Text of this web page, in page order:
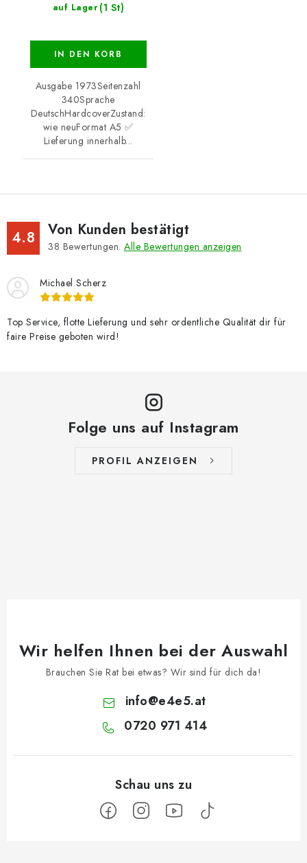
auf Lager (1 St)
IN DEN KORB
Ausgabe 1973Seitenzahl
340Sprache
DeutschHardcoverZustand:
wie neuFormat A5 ✅
Lieferung innerhalb...
4.8 Von Kunden bestätigt
38 Bewertungen. Alle Bewertungen anzeigen
Michael Scherz
Top Service, flotte Lieferung und sehr ordentliche Qualität dir für
faire Preise geboten wird!
Folge uns auf Instagram
PROFIL ANZEIGEN
Wir helfen Ihnen bei der Auswahl
Brauchen Sie Rat bei etwas? Wir sind für dich da!
info@e4e5.at
0720 971 414